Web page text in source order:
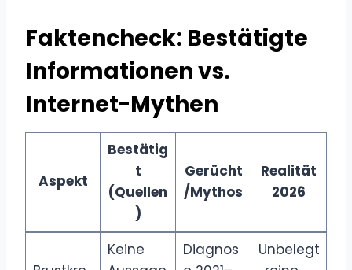
Faktencheck: Bestätigte
Informationen vs.
Internet-Mythen
Aspekt
Bestätig
t
(Quellen
)
Gerücht
/Mythos
Realität
2026
Keine
Diagnos
Unbelegt